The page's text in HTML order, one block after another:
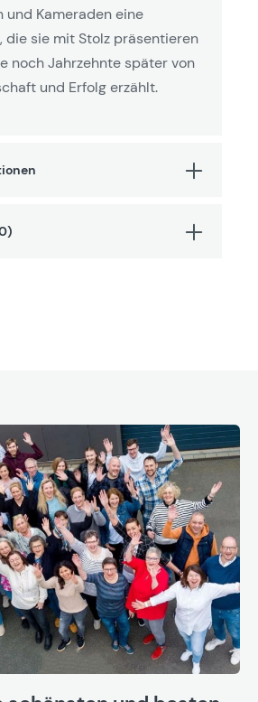
und Kameraden eine
die sie mit Stolz präsentieren
noch Jahrzehnte später von
und Erfolg erzählt.